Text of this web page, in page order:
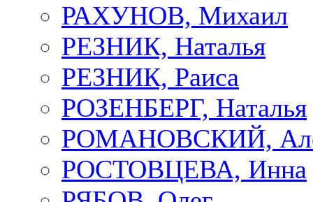
РАХУНОВ, Михаил
РЕЗНИК, Наталья
РЕЗНИК, Раиса
РОЗЕНБЕРГ, Наталья
РОМАНОВСКИЙ,
РОСТОВЦЕВА, Инна